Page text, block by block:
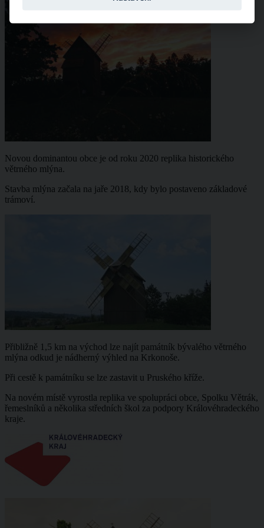
Novou dominantou obce je od roku 2020 replika historického
větrného mlýna.
Stavba mlýna začala na jaře 2018, kdy bylo postaveno základové
trámoví.
Přibližně 1,5 km na východ lze najít památník bývalého větrného
mlýna odkud je nádherný výhled na Krkonoše.
Při cestě k památníku se lze zastavit u Pruského kříže.
Na novém místě vyrostla replika ve spolupráci obce, Spolku Větrák,
řemeslníků a několika středních škol za podpory Královéhradeckého
kraje.